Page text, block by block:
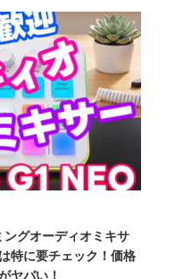
グオーディオミキサ
特に要チェック！価格
ヤバい！